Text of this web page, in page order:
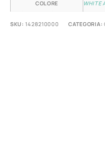
COLORE WHITE
SKU:1428210000 CATEGORIA: